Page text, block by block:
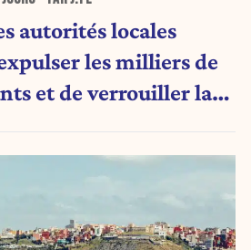
autorités locales
les milliers de
et de verrouiller la